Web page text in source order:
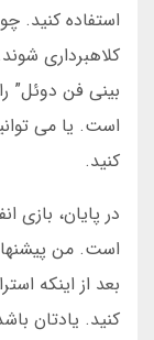
استفاده
کلاهبرداری
بینی فن دوئل”
است. یا می
کنید.
در پایان، بازی
است. من
بعد از اینکه
کنید. یادتان